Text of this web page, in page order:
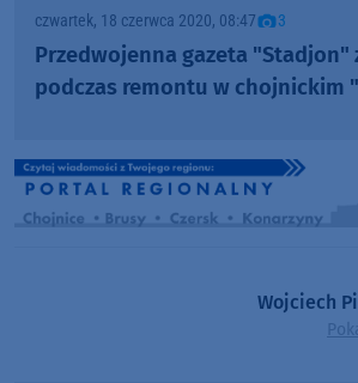
czwartek, 18 czerwca 2020, 08:47 3
Przedwojenna gazeta "Stadjon"
podczas remontu w chojnickim
Wojciech